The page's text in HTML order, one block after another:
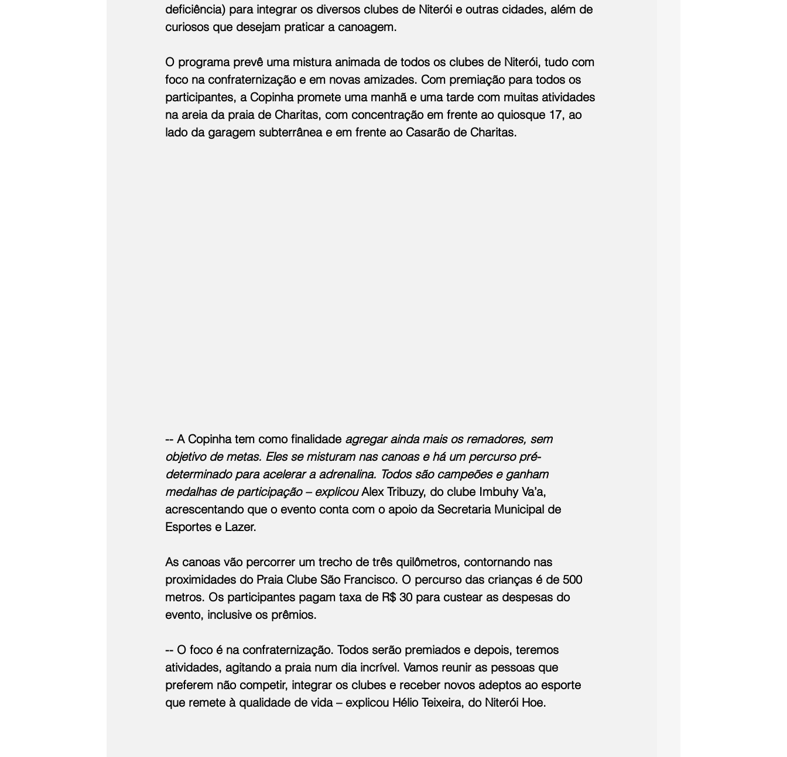
deficiência) para integrar os diversos clubes de Niterói e outras cidades, além de
curiosos que desejam praticar a canoagem.
O programa prevê uma mistura animada de todos os clubes de Niterói, tudo com
foco na confraternização e em novas amizades. Com premiação para todos os
participantes, a Copinha promete uma manhã e uma tarde com muitas atividades
na areia da praia de Charitas, com concentração em frente ao quiosque 17, ao
lado da garagem subterrânea e em frente ao Casarão de Charitas.
-- A Copinha tem como finalidade agregar ainda mais os remadores, sem
objetivo de metas. Eles se misturam nas canoas e há um percurso pré-
determinado para acelerar a adrenalina. Todos são campeões e ganham
medalhas de participação – explicou Alex Tribuzy, do clube Imbuhy Va’a,
acrescentando que o evento conta com o apoio da Secretaria Municipal de
Esportes e Lazer.
As canoas vão percorrer um trecho de três quilômetros, contornando nas
proximidades do Praia Clube São Francisco. O percurso das crianças é de 500
metros. Os participantes pagam taxa de R$ 30 para custear as despesas do
evento, inclusive os prêmios.
-- O foco é na confraternização. Todos serão premiados e depois, teremos
atividades, agitando a praia num dia incrível. Vamos reunir as pessoas que
preferem não competir, integrar os clubes e receber novos adeptos ao esporte
que remete à qualidade de vida – explicou Hélio Teixeira, do Niterói Hoe.